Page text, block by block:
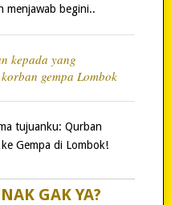
menjawab begini..
kepada yang
gempa Lombok
tujuanku: Qurban
Gempa di Lombok!
GAK YA?